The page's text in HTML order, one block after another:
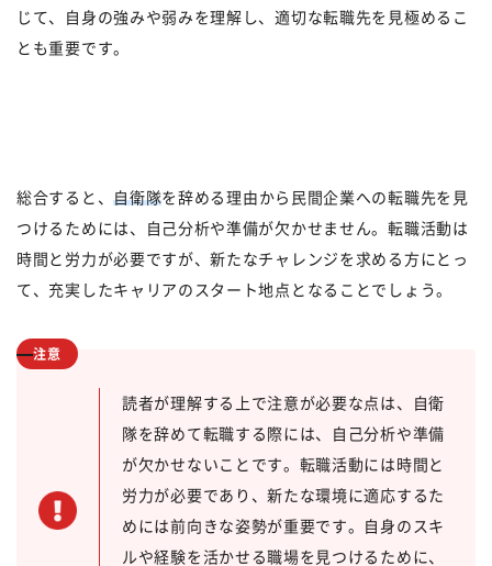
じて、自身の強みや弱みを理解し、適切な転職先を見極めるこ
とも重要です。
総合すると、自衛隊を辞める理由から民間企業への転職先を見
つけるためには、自己分析や準備が欠かせません。転職活動は
時間と労力が必要ですが、新たなチャレンジを求める方にとっ
て、充実したキャリアのスタート地点となることでしょう。
注意
読者が理解する上で注意が必要な点は、自衛
隊を辞めて転職する際には、自己分析や準備
が欠かせないことです。転職活動には時間と
労力が必要であり、新たな環境に適応するた
めには前向きな姿勢が重要です。自身のスキ
ルや経験を活かせる職場を見つけるために、